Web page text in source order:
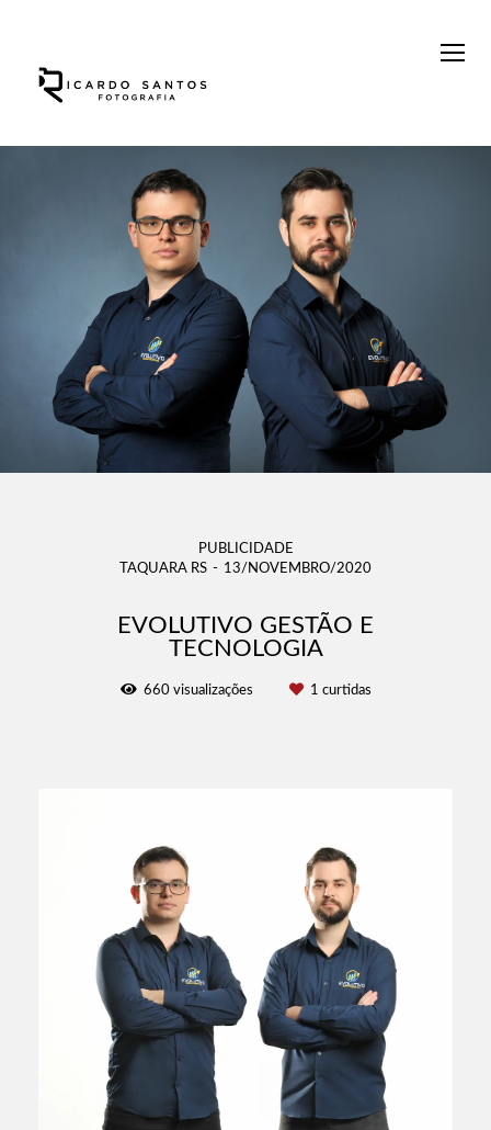
PUBLICIDADE
TAQUARA RS
13/NOVEMBRO/2020
EVOLUTIVO GESTÃO E
TECNOLOGIA
660visualizações 1 curtidas